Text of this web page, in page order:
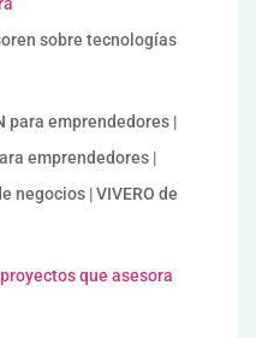
sobre tecnologías
para emprendedores |
emprendedores |
negocios | VIVERO de
que asesora